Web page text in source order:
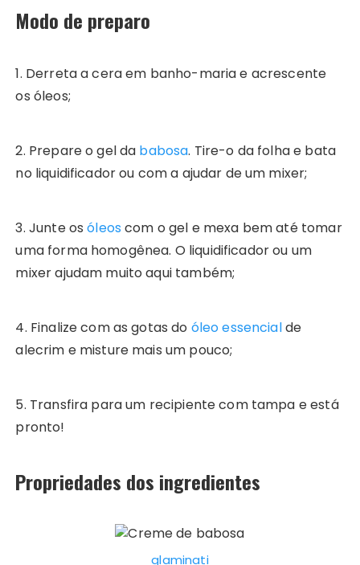
Modo de preparo
1. Derreta a cera em banho-maria e acrescente
os óleos;
2. Prepare o gel da babosa. Tire-o da folha e bata
no liquidificador ou com a ajudar de um mixer;
3. Junte osóleos com o gel e mexa bem até tomar
uma forma homogênea. O liquidificador ou um
mixer ajudam muito aqui também;
4. Finalize com as gotas do óleo essencialde
alecrim e misture mais um pouco;
5. Transfira para um recipiente com tampa e está
pronto!
Propriedades dos ingredientes
glaminati